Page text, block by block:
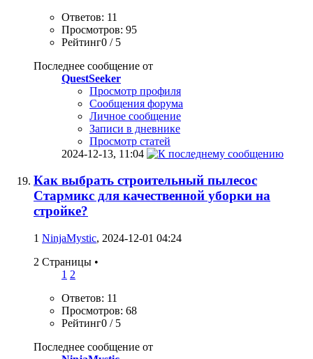
Ответов: 11
Просмотров: 95
Рейтинг0 / 5
Последнее сообщение от
QuestSeeker
Просмотр профиля
Сообщения форума
Личное сообщение
Записи в дневнике
Просмотр статей
2024-12-13, 11:04
Как выбрать строительный пылесос
Стармикс для качественной уборки на
стройке?
1 NinjaMystic, 2024-12-01 04:24
2 Страницы •
1 2
Ответов: 11
Просмотров: 68
Рейтинг0 / 5
Последнее сообщение от